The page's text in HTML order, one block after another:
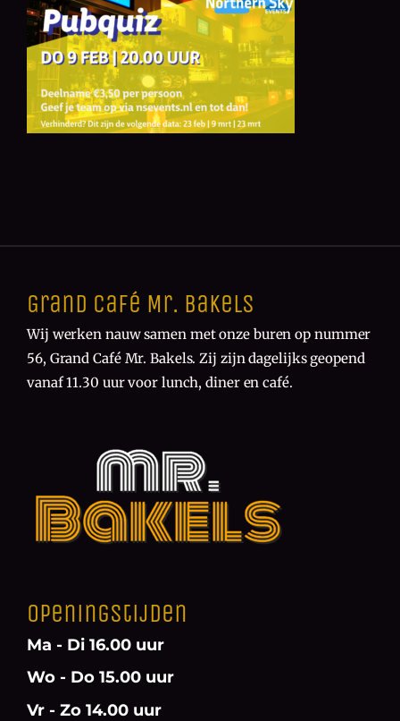
Grand Café Mr. Bakels
Wij werken nauw samen met onze buren op nummer
56, Grand Café Mr. Bakels. Zij zijn dagelijks geopend
vanaf 11.30 uur voor lunch, diner en café.
Openingstijden
Ma - Di 16.00 uur
Wo - Do 15.00 uur
Vr - Zo 14.00 uur